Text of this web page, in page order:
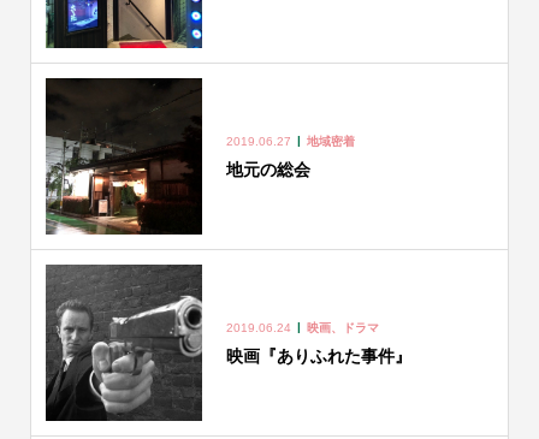
2019.06.27 地域密着
地元の総会
2019.06.24 映画、ドラマ
映画『ありふれた事件』